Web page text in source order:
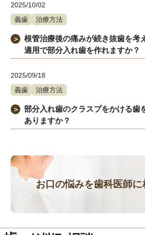
2025/10/02
義歯
治療方法
＞
根管治療後の痛みが続き抜歯を考
適用で部分入れ歯を作れますか？
2025/09/18
義歯
治療方法
＞
部分入れ歯のクラスプをかける歯
ありますか？
お口の悩みを歯科医師に